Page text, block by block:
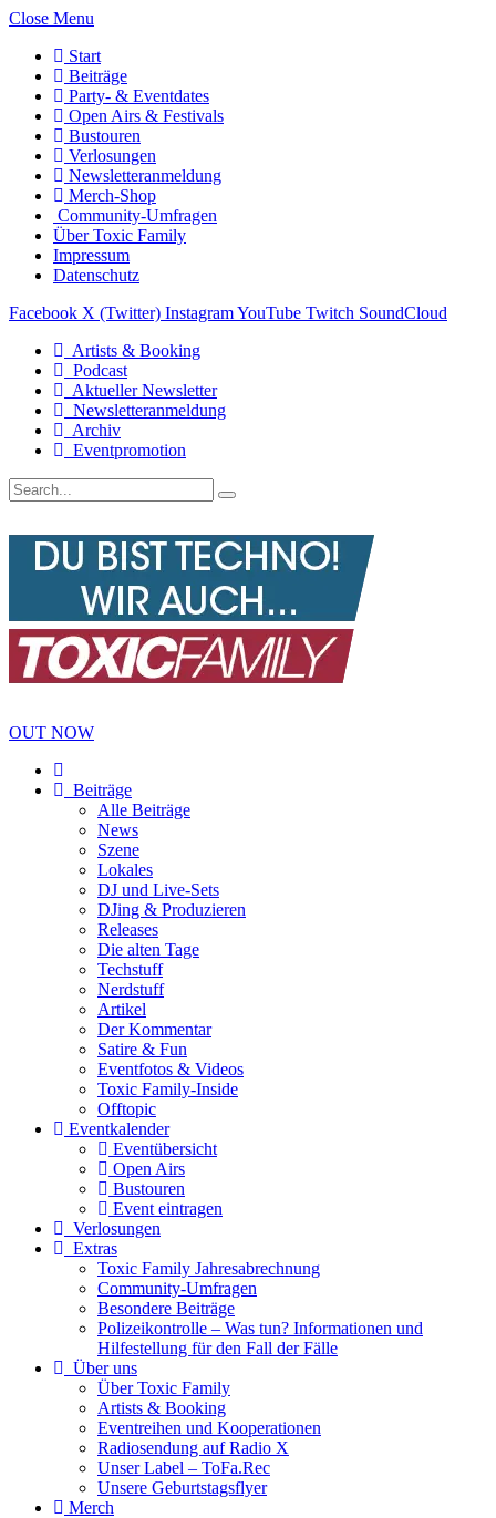
Close Menu
Start
Beiträge
Party- & Eventdates
Open Airs & Festivals
Bustouren
Verlosungen
Newsletteranmeldung
Merch-Shop
Community-Umfragen
Über Toxic Family
Impressum
Datenschutz
Facebook X (Twitter) InstagramYouTube Twitch SoundCloud
Artists & Booking
Podcast
Aktueller Newsletter
Newsletteranmeldung
Archiv
Eventpromotion
OUT NOW
Beiträge
Alle Beiträge
News
Szene
Lokales
DJ und Live-Sets
DJing & Produzieren
Releases
Die alten Tage
Techstuff
Nerdstuff
Artikel
Der Kommentar
Satire & Fun
Eventfotos & Videos
Toxic Family-Inside
Offtopic
Eventkalender
Eventübersicht
Open Airs
Bustouren
Event eintragen
Verlosungen
Extras
Toxic Family Jahresabrechnung
Community-Umfragen
Besondere Beiträge
Polizeikontrolle – Was tun? Informationen und
Hilfestellung für den Fall der Fälle
Über uns
Über Toxic Family
Artists & Booking
Eventreihen und Kooperationen
Radiosendung auf Radio X
Unser Label – ToFa.Rec
Unsere Geburtstagsflyer
Merch